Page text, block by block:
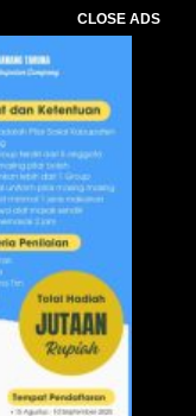
CLOSE ADS